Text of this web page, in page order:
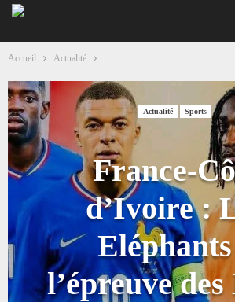
Accueil Actualité
Actualité Sports
France-
d’Ivoire :
l’épreuve des